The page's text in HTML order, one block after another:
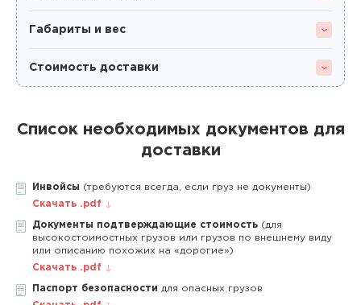
Габариты и вес
Стоимость доставки
Список необходимых документов для
доставки
Инвойсы (требуются всегда, если груз не документы)
Скачать .pdf
Документы подтверждающие стоимость (для
высокостоимостных грузов или грузов по внешнему виду
или описанию похожих на «дорогие»)
Скачать .pdf
Паспорт безопасности для опасных грузов